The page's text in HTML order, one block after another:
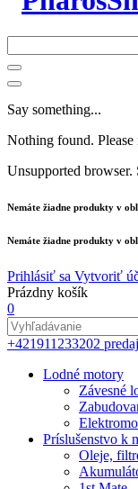
Say something...
Nothing found. Please
Unsupported browser.
Nemáte žiadne produkty v
Nemáte žiadne produkty v
Prihlásiť sa Vytvoriť
Prázdny košík
0
+421911233202
Lodné motory
Závesné
Príslušenstvo k
Oleje,